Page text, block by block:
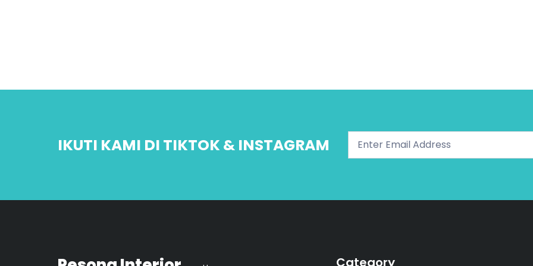
IKUTI KAMI DI TIKTOK & INSTAGRAM
Category